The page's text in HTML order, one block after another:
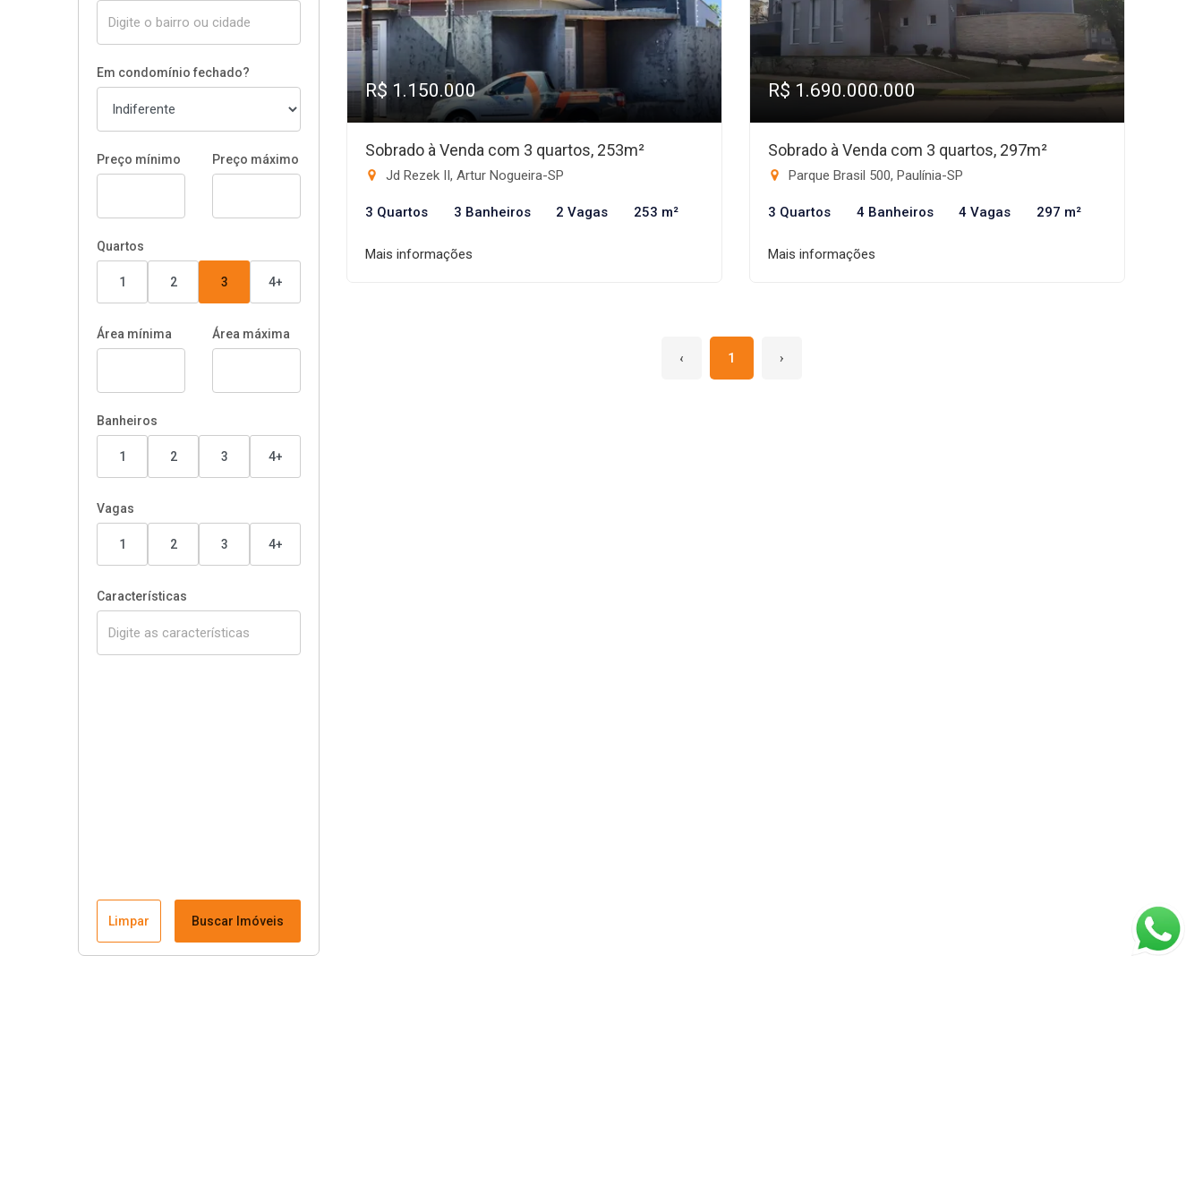
Em condomínio fechado?
Preço mínimo Preço máximo
Quartos
1 2 3 4+
Área mínima Área máxima
Banheiros
1 2 3 4+
Vagas
1 2 3 4+
Características
Limpar Buscar Imóveis
R$ 1.150.000
Sobrado à Venda com 3 quartos, 253m²
Jd Rezek II, Artur Nogueira-SP
3 Quartos 3 Banheiros 2 Vagas 253 m²
Mais informações
R$ 1.690.000.000
Sobrado à Venda com 3 quartos, 297m²
Parque Brasil 500, Paulínia-SP
3 Quartos 4 Banheiros 4 Vagas 297 m²
Mais informações
‹ 1 ›